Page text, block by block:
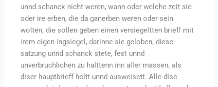
unnd schanck nicht weren, wann oder welche zeit sie
oder ire erben, die da ganerben weren oder sein
wolten, die sollen geben einen versiegeltten brieff mit
irem eigen ingsiegel, darinne sie geloben, diese
satzung unnd schanck stete, fest unnd
unverbruchlichen zu halttenn inn aller massen, als
diser hauptbrieff heltt unnd ausweisett. Alle dise